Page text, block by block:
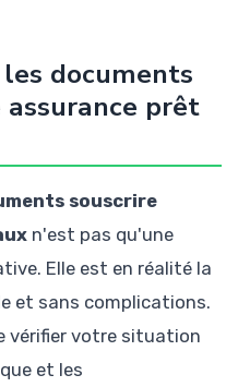
documents
assurance prêt
souscrire
n'est pas qu'une
Elle est en réalité la
et sans complications.
vérifier votre situation
et les